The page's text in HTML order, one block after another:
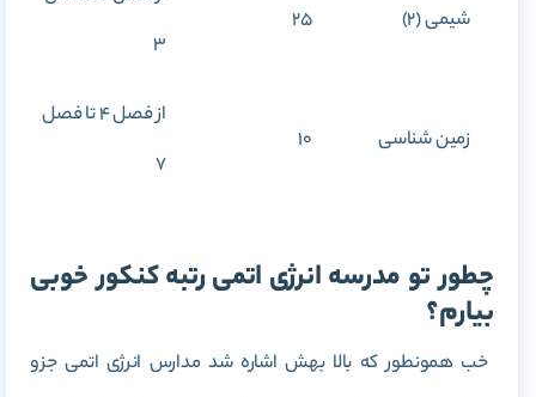
شیمی (2) 25
3
زمین شناسی 10
از فصل 4 تا فصل
7
چطور تو مدرسه انرژی اتمی رتبه کنکور خوبی
بیارم؟
خب همونطور که بالا بهش اشاره شد مدارس انرژی اتمی جزو